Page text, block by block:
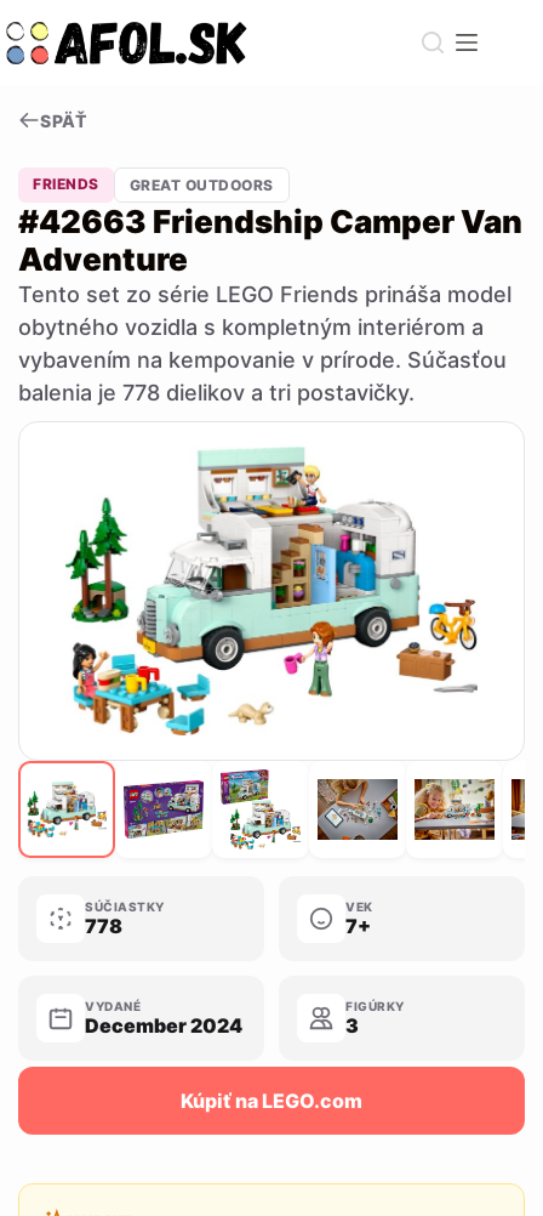
to
content
SPÄŤ
FRIENDS GREAT OUTDOORS
#42663 Friendship Camper Van
Adventure
Tento set zo série LEGO Friends prináša model
obytného vozidla s kompletným interiérom a
vybavením na kempovanie v prírode. Súčasťou
balenia je 778 dielikov a tri postavičky.
SÚČIASTKY
778
VEK
7+
VYDANÉ
December 2024
FIGÚRKY
3
Kúpiť na LEGO.com